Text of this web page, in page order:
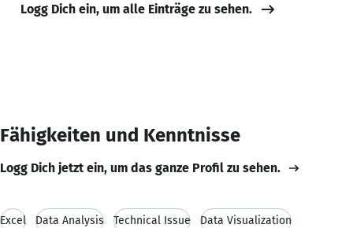
Logg Dich ein, um alle Einträge zu sehen.
Fähigkeiten und Kenntnisse
Logg Dich jetzt ein, um das ganze Profil zu sehen.
Excel Data Analysis Technical Issue Data Visualization